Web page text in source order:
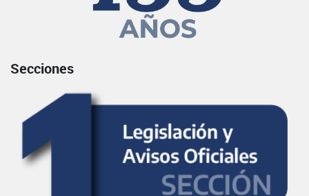
Secciones